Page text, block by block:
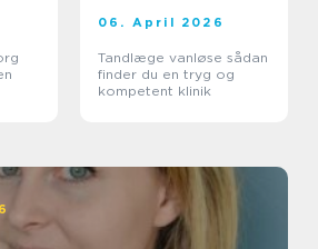
06. April 2026
Tandlæge vanløse sådan
finder du en tryg og
kompetent klinik